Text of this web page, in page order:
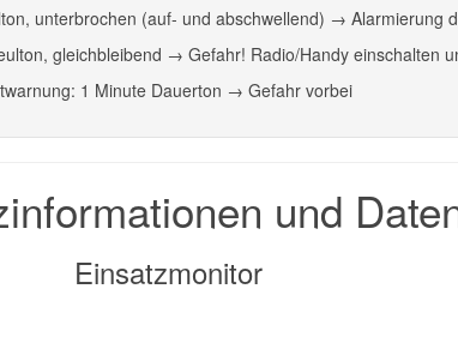
unterbrochen (auf- und abschwellend) → Alarmierung
gleichbleibend → Gefahr! Radio/Handy einschalten
1 Minute Dauerton → Gefahr vorbei
und
Einsatzmonitor